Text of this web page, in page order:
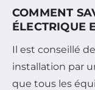
COMMENT
ÉLECTRIQUE
Il est conseillé
installation par
que tous les